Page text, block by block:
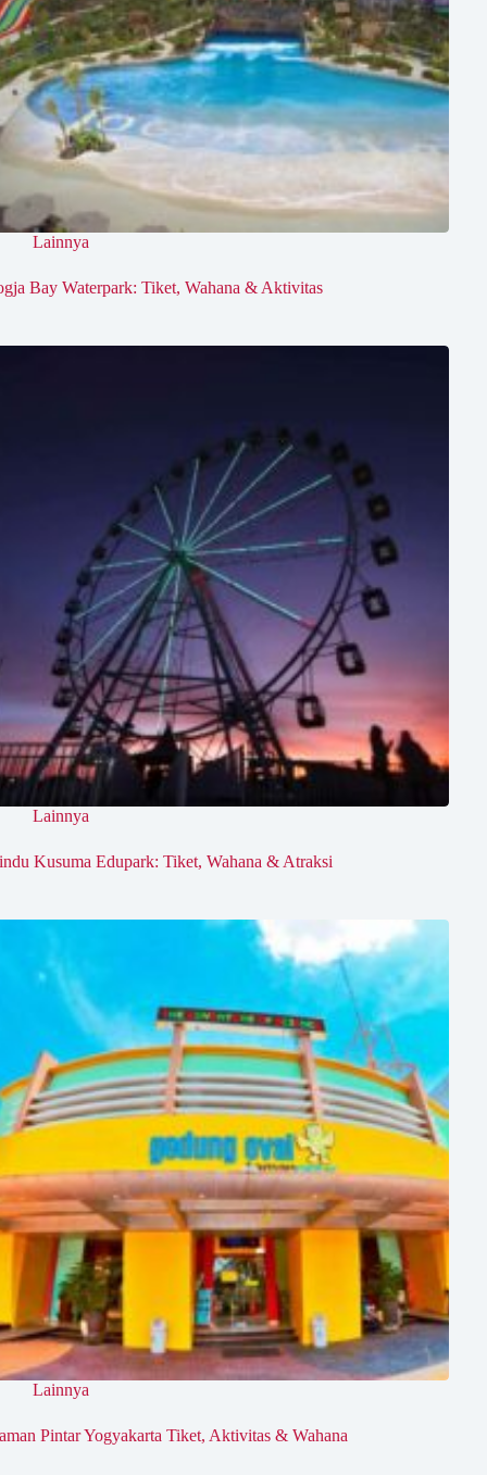
Lainnya
Bay Waterpark: Tiket, Wahana & Aktivitas
Lainnya
Kusuma Edupark: Tiket, Wahana & Atraksi
Lainnya
Pintar Yogyakarta Tiket, Aktivitas & Wahana